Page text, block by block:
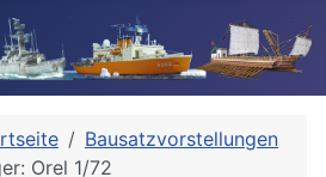
Bausatzvorstellungen
Orel 1/72